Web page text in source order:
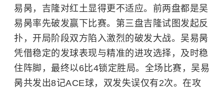
易昺，吉隆对红土显得更不适应。前两盘都是吴
易昺率先破发赢下比赛。第三盘吉隆试图发起反
扑，开局阶段双方陷入激烈的破发大战。吴易昺
凭借稳定的发球表现与精准的进攻选择，及时稳
住阵脚，最终以6比4锁定胜局。全场比赛，吴易
昺共发出8记ACE球，双发失误仅有2次。在攻